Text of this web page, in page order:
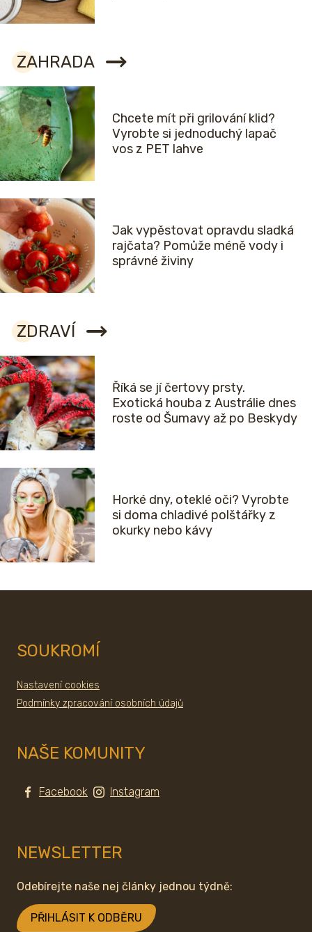
ZAHRADA
Chcete mít při grilování klid?
Vyrobte si jednoduchý lapač
vos z PET lahve
Jak vypěstovat opravdu sladká
rajčata? Pomůže méně vody i
správné živiny
ZDRAVÍ
Říká se jí čertovy prsty.
Exotická houba z Austrálie dnes
roste od Šumavy až po Beskydy
Horké dny, oteklé oči? Vyrobte
si doma chladivé polštářky z
okurky nebo kávy
SOUKROMÍ
Nastavení cookies
Podmínky zpracování osobních údajů
NAŠE KOMUNITY
Facebook Instagram
NEWSLETTER
Odebírejte naše nej články jednou týdně:
PŘIHLÁSIT K ODBĚRU